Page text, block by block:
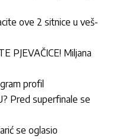
ove 2 sitnice u veš-
PJEVAČICE! Miljana
profil
Pred superfinale se
se oglasio